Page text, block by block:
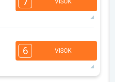
16:00
33°
VISOK
16:00
3
32°maks
6 VISOK